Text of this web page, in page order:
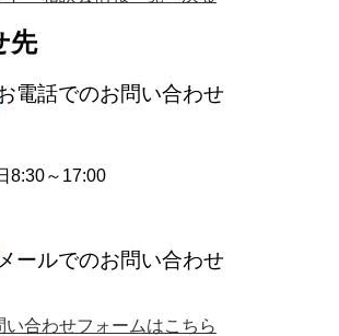
先
電話でのお問い合わせ
8:30～17:00
ールでのお問い合わせ
い合わせフォームはこちら